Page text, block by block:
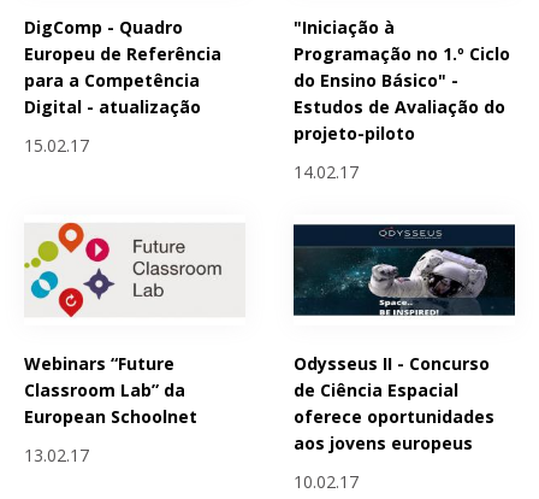
DigComp - Quadro
Europeu de Referência
para a Competência
Digital - atualização
15.02.17
"Iniciação à
Programação no 1.º Ciclo
do Ensino Básico" -
Estudos de Avaliação do
projeto-piloto
14.02.17
Webinars “Future
Classroom Lab” da
European Schoolnet
13.02.17
Odysseus II - Concurso
de Ciência Espacial
oferece oportunidades
aos jovens europeus
10.02.17